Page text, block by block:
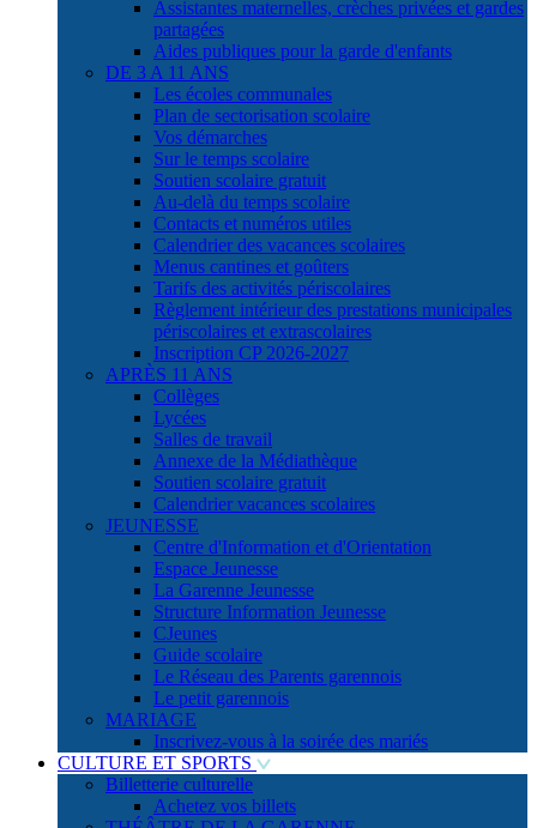
Assistantes maternelles, crèches privées et gardes
partagées
Aides publiques pour la garde d'enfants
DE 3 A 11 ANS
Les écoles communales
Plan de sectorisation scolaire
Vos démarches
Sur le temps scolaire
Soutien scolaire gratuit
Au-delà du temps scolaire
Contacts et numéros utiles
Calendrier des vacances scolaires
Menus cantines et goûters
Tarifs des activités périscolaires
Règlement intérieur des prestations municipales
périscolaires et extrascolaires
Inscription CP 2026-2027
APRÈS 11 ANS
Collèges
Lycées
Salles de travail
Annexe de la Médiathèque
Soutien scolaire gratuit
Calendrier vacances scolaires
JEUNESSE
Centre d'Information et d'Orientation
Espace Jeunesse
La Garenne Jeunesse
Structure Information Jeunesse
CJeunes
Guide scolaire
Le Réseau des Parents garennois
Le petit garennois
MARIAGE
Inscrivez-vous à la soirée des mariés
CULTURE ET SPORTS
Billetterie culturelle
Achetez vos billets